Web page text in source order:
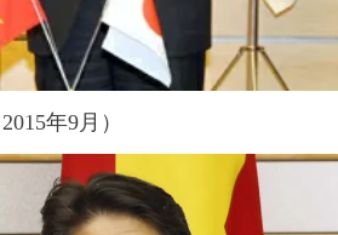
2015年9月）